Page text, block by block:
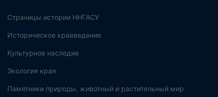
Страницы истории ННГАСУ
Историческое краеведение
Культурное наследие
Экология края
Памятники природы, животный и растительный мир